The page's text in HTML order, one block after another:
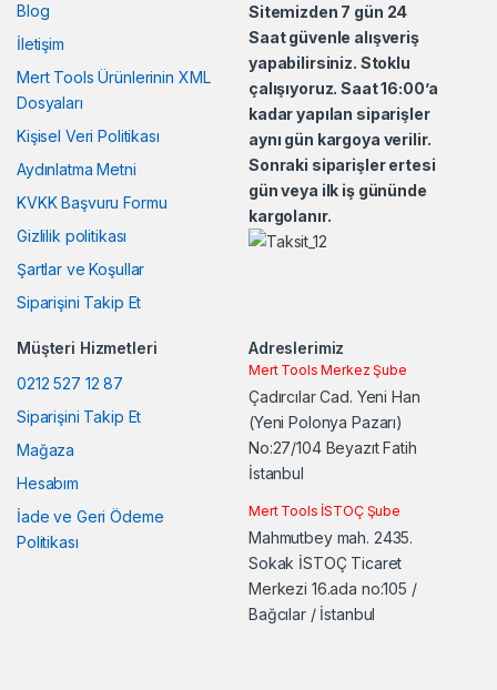
CBlog
İletişim
Mert Tools Ürünlerinin XML
Dosyaları
Kişisel Veri Politikası
Aydınlatma Metni
KVKK Başvuru Formu
Gizlilik politikası
Şartlar ve Koşullar
Siparişini Takip Et
Sitemizden 7 gün 24
Saat güvenle alışveriş
yapabilirsiniz. Stoklu
çalışıyoruz. Saat 16:00’a
kadar yapılan siparişler
aynı gün kargoya verilir.
Sonraki siparişler ertesi
gün veya ilk iş gününde
kargolanır.
Müşteri Hizmetleri
0212 527 12 87
Siparişini Takip Et
Mağaza
Hesabım
İade ve Geri Ödeme
Politikası
Adreslerimiz
Mert Tools Merkez Şube
Çadırcılar Cad. Yeni Han
(Yeni Polonya Pazarı)
No:27/104 Beyazıt Fatih
İstanbul
Mert Tools İSTOÇ Şube
Mahmutbey mah. 2435.
Sokak İSTOÇ Ticaret
Merkezi 16.ada no:105 /
Bağcılar / İstanbul